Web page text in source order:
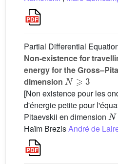
Partial Differential
Non-existence for
energy for the
dimension
N⩾3
[Non existence pour les
d'énergie petite pour
Pitaevskii en dimension
N
Haïm BrezisAndré de